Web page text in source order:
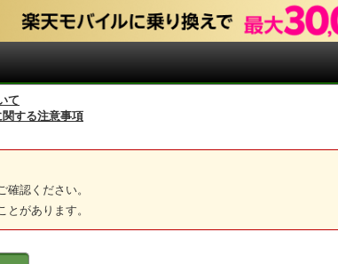
て
する注意事項
確認ください。
があります。